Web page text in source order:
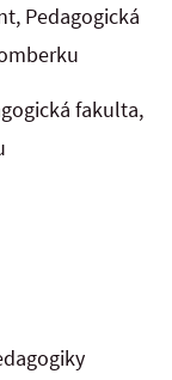
Pedagogická
fakulta,